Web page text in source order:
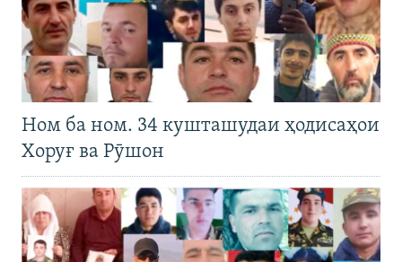
Ном ба ном. 34 кушташудаи ҳодисаҳои
Хоруғ ва Рӯшон